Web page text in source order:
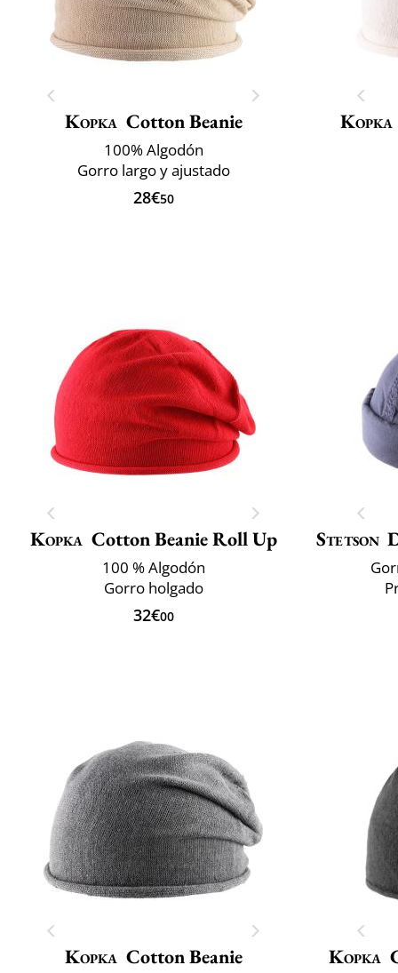
Kopka Cotton Beanie
100% Algodón
Gorro largo y ajustado
28€50
Kopka
Kopka Cotton Beanie Roll Up
100 % Algodón
Gorro holgado
32€00
Stetson
Kopka Cotton Beanie Kopka